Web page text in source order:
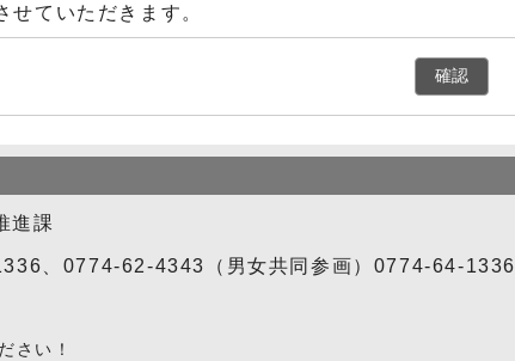
せていただきます。
確認
進課
、0774-62-4343（男女共同参画）0774-64-1336
さい！